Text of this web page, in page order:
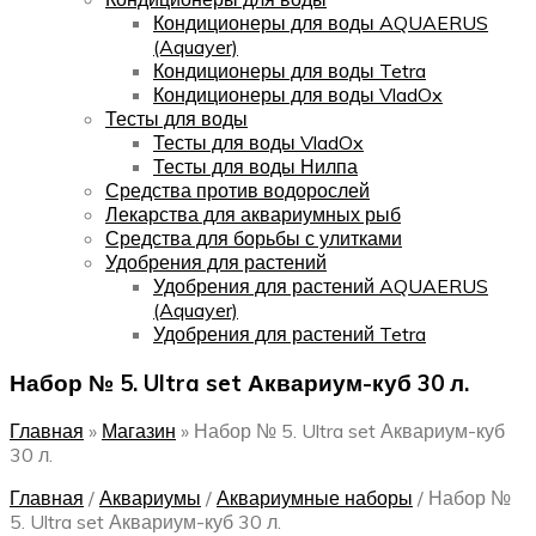
Кондиционеры для воды AQUAERUS
(Aquayer)
Кондиционеры для воды Tetra
Кондиционеры для воды VladOx
Тесты для воды
Тесты для воды VladOx
Тесты для воды Нилпа
Средства против водорослей
Лекарства для аквариумных рыб
Средства для борьбы с улитками
Удобрения для растений
Удобрения для растений AQUAERUS
(Aquayer)
Удобрения для растений Tetra
Набор № 5. Ultra set Аквариум-куб 30 л.
Главная » Магазин » Набор № 5. Ultra set Аквариум-куб
30 л.
Главная / Аквариумы / Аквариумные наборы / Набор №
5. Ultra set Аквариум-куб 30 л.